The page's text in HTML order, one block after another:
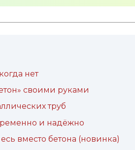
нет
своими руками
труб
и надёжно
вместо бетона (новинка)